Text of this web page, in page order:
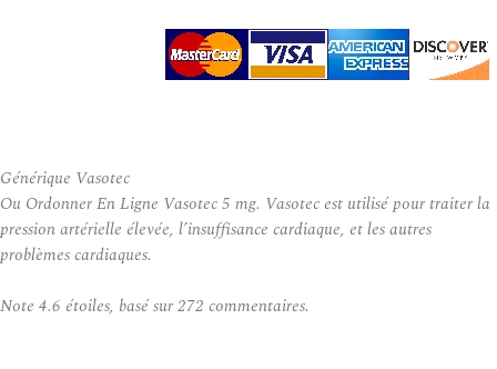
Générique Vasotec
Ou Ordonner En Ligne Vasotec 5 mg. Vasotec est utilisé pour traiter la
pression artérielle élevée, l’insuffisance cardiaque, et les autres
problèmes cardiaques.
Note 4.6 étoiles, basé sur272 commentaires.